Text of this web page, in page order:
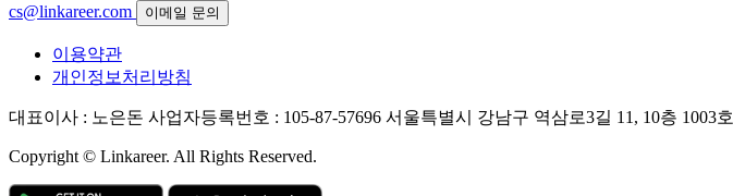
cs@linkareer.com
이메일 문의
이용약관
개인정보처리방침
대표이사 : 노은돈 사업자등록번호 : 105-87-57696 서울특별시 강남구 역삼로3길 11, 10층 1003호
Copyright © Linkareer. All Rights Reserved.